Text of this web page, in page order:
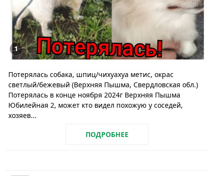
1
Потерялась собака, шпиц/чихуахуа метис, окрас
светлый/бежевый (Верхняя Пышма, Свердловская обл.)
Потерялась в конце ноября 2024г Верхняя Пышма
Юбилейная 2, может кто видел похожую у соседей,
хозяев...
ПОДРОБНЕЕ